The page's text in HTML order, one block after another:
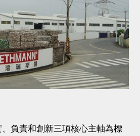
負責和創新三項核心主軸為標